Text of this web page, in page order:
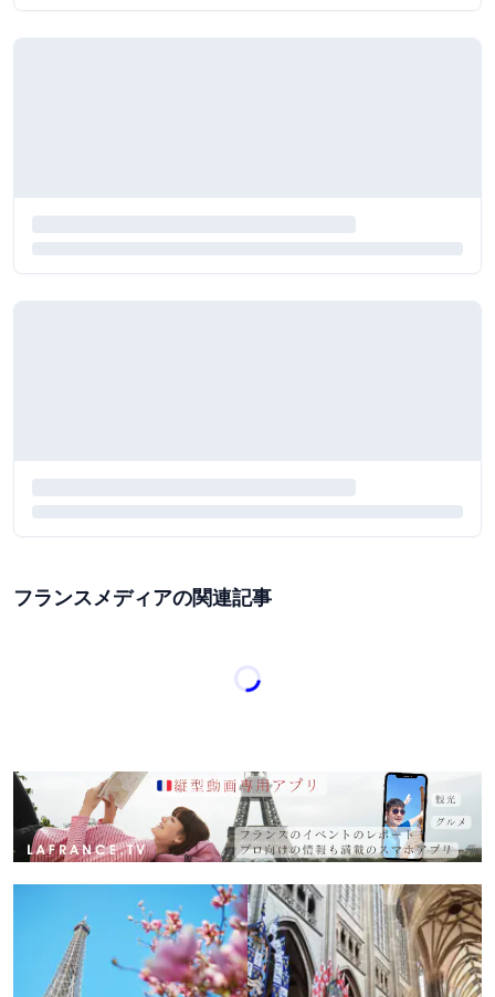
フランスメディアの関連記事